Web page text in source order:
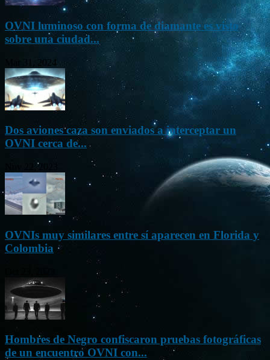
OVNI luminoso con forma de diamante es visto
sobre una ciudad...
Mar 31, 2024
Dos aviones caza son enviados a interceptar un
OVNI cerca de...
Nov 22, 2023
OVNIs muy similares entre sí aparecen en Florida y
Colombia
Hombres de Negro confiscaron pruebas fotográficas
de un encuentro OVNI con...